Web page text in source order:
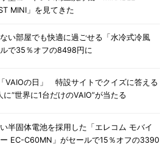
MINI」を見てきた
い部屋でも快適に過ごせる「水冷式冷風
で35％オフの8498円に
VAIOの日」 特設サイトでクイズに答える
に“世界に1台だけのVAIO”が当たる
半固体電池を採用した「エレコム モバイ
EC-C60MN」がセールで15％オフの3390